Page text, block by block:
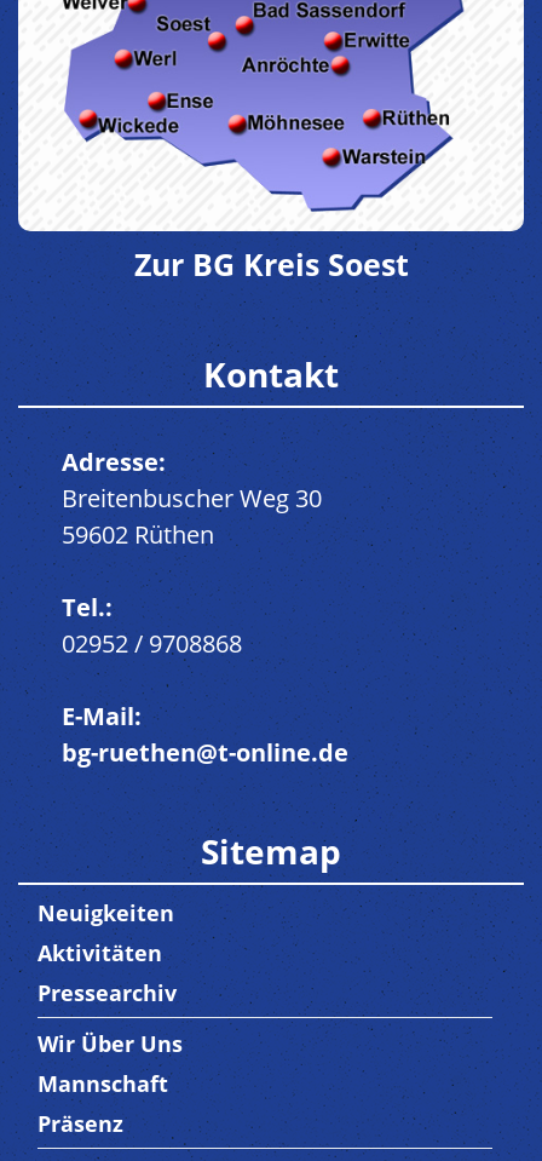
Zur BG Kreis Soest
Kontakt
Adresse:
Breitenbuscher Weg 30
59602 Rüthen
Tel.:
02952 / 9708868
E-Mail:
bg-ruethen@t-online.de
Sitemap
Neuigkeiten
Aktivitäten
Pressearchiv
Trenner3
Wir Über Uns
Mannschaft
Präsenz